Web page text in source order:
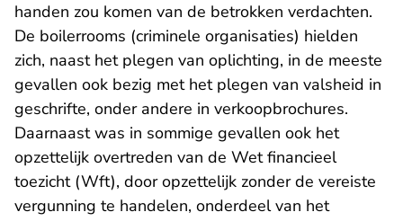
handen zou komen van de betrokken verdachten.
De boilerrooms (criminele organisaties) hielden
zich, naast het plegen van oplichting, in de meeste
gevallen ook bezig met het plegen van valsheid in
geschrifte, onder andere in verkoopbrochures.
Daarnaast was in sommige gevallen ook het
opzettelijk overtreden van de Wet financieel
toezicht (Wft), door opzettelijk zonder de vereiste
vergunning te handelen, onderdeel van het